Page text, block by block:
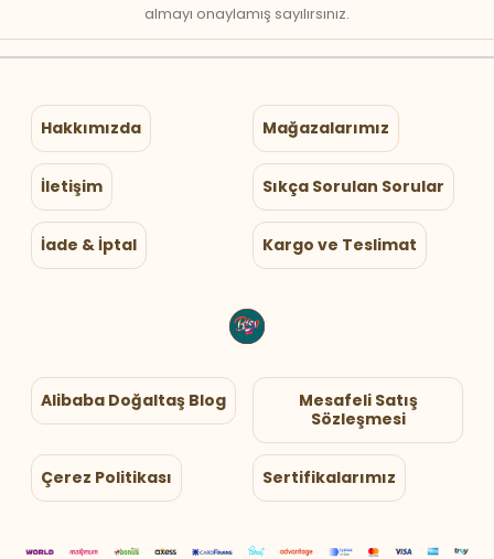
almayı onaylamış sayılırsınız.
Hakkımızda Mağazalarımız
İletişim Sıkça Sorulan Sorular
İade & İptal Kargo ve Teslimat
Alibaba Doğaltaş Blog
Mesafeli Satış
Sözleşmesi
Çerez Politikası Sertifikalarımız